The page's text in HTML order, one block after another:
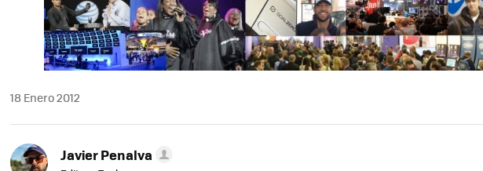
18 Enero 2012
Javier Penalva